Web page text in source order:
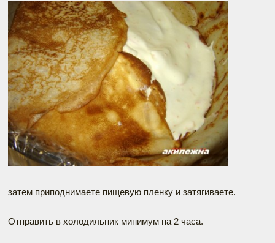
затем приподнимаете пищевую пленку и затягиваете.
Отправить в холодильник минимум на 2 часа.